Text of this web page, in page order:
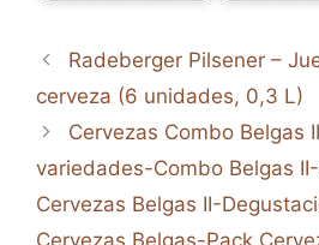
Radeberger Pilsener –
cerveza (6 unidades, 0,3 L)
Cervezas Combo Belgas
variedades-Combo Belgas
Cervezas Belgas II-
Cervezas Belgas-Pack